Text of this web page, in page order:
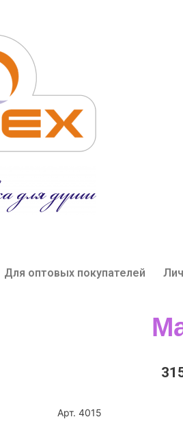
Для оптовых покупателей
Арт. 4015